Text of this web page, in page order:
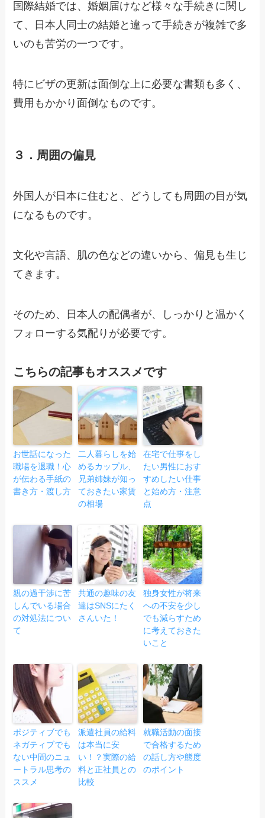
国際結婚では、婚姻届けなど様々な手続きに関し
て、日本人同士の結婚と違って手続きが複雑で多
いのも苦労の一つです。
特にビザの更新は面倒な上に必要な書類も多く、
費用もかかり面倒なものです。
３．周囲の偏見
外国人が日本に住むと、どうしても周囲の目が気
になるものです。
文化や言語、肌の色などの違いから、偏見も生じ
てきます。
そのため、日本人の配偶者が、しっかりと温かく
フォローする気配りが必要です。
こちらの記事もオススメです
お世話になった
職場を退職！心
が伝わる手紙の
書き方・渡し方
二人暮らしを始
めるカップル、
兄弟姉妹が知っ
ておきたい家賃
の相場
在宅で仕事をし
たい男性におす
すめしたい仕事
と始め方・注意
点
親の過干渉に苦
しんでいる場合
の対処法につい
て
共通の趣味の友
達はSNSにたく
さんいた！
独身女性が将来
への不安を少し
でも減らすため
に考えておきた
いこと
ポジティブでも
ネガティブでも
ない中間のニュ
ートラル思考の
ススメ
派遣社員の給料
は本当に安
い！？実際の給
料と正社員との
比較
就職活動の面接
で合格するため
の話し方や態度
のポイント